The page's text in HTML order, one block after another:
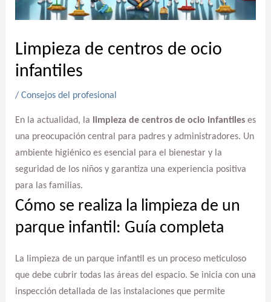
Limpieza de centros de ocio
infantiles
/ Consejos del profesional
En la actualidad, la limpieza de centros de ocio infantileses
una preocupación central para padres y administradores. Un
ambiente higiénico es esencial para el bienestar y la
seguridad de los niños y garantiza una experiencia positiva
para las familias.
Cómo se realiza la limpieza de un
parque infantil: Guía completa
La limpieza de un parque infantil es un proceso meticuloso
que debe cubrir todas las áreas del espacio. Se inicia con una
inspección detallada de las instalaciones que permite